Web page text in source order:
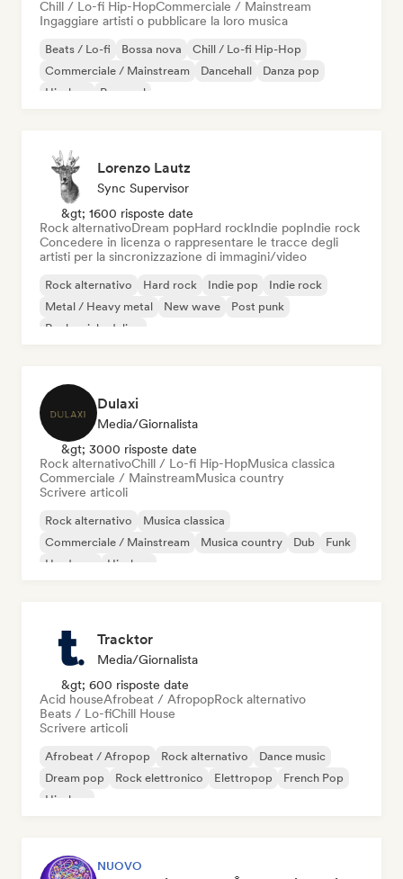
Chill / Lo-fi Hip-HopCommerciale / Mainstream
Ingaggiare artisti o pubblicare la loro musica
Beats / Lo-fi Bossa nova
Chill / Lo-fi Hip-Hop
Commerciale / Mainstream
Dancehall
Danza pop
Hip-hop
Pop soul
Lorenzo Lautz
Sync Supervisor
&gt; 1600 risposte date
Rock alternativoDream popHard rockIndie popIndie rock
Concedere in licenza o rappresentare le tracce degli
artisti per la sincronizzazione di immagini/video
Rock alternativo Hard rock Indie pop
Indie rock
Metal / Heavy metal
New wave
Post punk
Rock psichedelico
Dulaxi
Media/Giornalista
&gt; 3000 risposte date
Rock alternativoChill / Lo-fi Hip-HopMusica classica
Commerciale / MainstreamMusica country
Scrivere articoli
Rock alternativo
Musica classica
Commerciale / Mainstream
Musica country Dub
Funk
Hardcore
Hip-hop
Tracktor
Media/Giornalista
&gt; 600 risposte date
Acid houseAfrobeat / AfropopRock alternativo
Beats / Lo-fiChill House
Scrivere articoli
Afrobeat / Afropop Rock alternativo
Dance music
Dream pop
Rock elettronico Elettropop
French Pop
Hip-hop
NUOVO